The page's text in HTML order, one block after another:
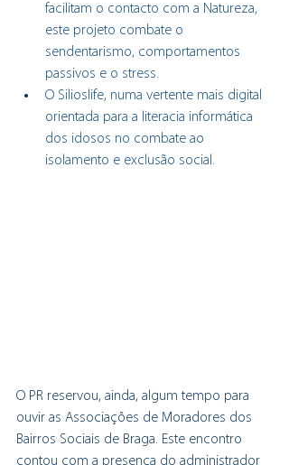
facilitam o contacto com a Natureza,
este projeto combate o
sendentarismo, comportamentos
passivos e o stress.
O Silioslife, numa vertente mais digital
orientada para a literacia informática
dos idosos no combate ao
isolamento e exclusão social.
O PR reservou, ainda, algum tempo para
ouvir as Associações de Moradores dos
Bairros Sociais de Braga. Este encontro
contou com a presença do administrador